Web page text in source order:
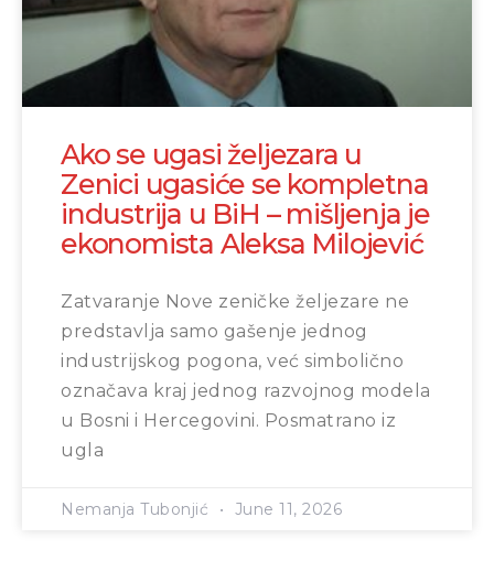
Ako se ugasi željezara u
Zenici ugasiće se kompletna
industrija u BiH – mišljenja je
ekonomista Aleksa Milojević
Zatvaranje Nove zeničke željezare ne
predstavlja samo gašenje jednog
industrijskog pogona, već simbolično
označava kraj jednog razvojnog modela
u Bosni i Hercegovini. Posmatrano iz
ugla
Nemanja Tubonjić June 11, 2026